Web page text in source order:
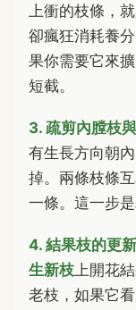
上衝的枝條，
卻瘋狂消耗養
果你需要它來
短截。
3. 疏剪內膛枝
有生長方向朝
掉。兩條枝條
一條。這一步
4. 結果枝的更
生新枝上開花
老枝，如果它